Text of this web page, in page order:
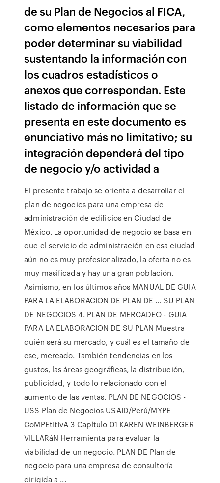
de su Plan de Negocios al FICA,
como elementos necesarios para
poder determinar su viabilidad
sustentando la información con
los cuadros estadísticos o
anexos que correspondan. Este
listado de información que se
presenta en este documento es
enunciativo más no limitativo; su
integración dependerá del tipo
de negocio y/o actividad a
El presente trabajo se orienta a desarrollar el
plan de negocios para una empresa de
administración de edificios en Ciudad de
México. La oportunidad de negocio se basa en
que el servicio de administración en esa ciudad
aún no es muy profesionalizado, la oferta no es
muy masificada y hay una gran población.
Asimismo, en los últimos años MANUAL DE GUIA
PARA LA ELABORACION DE PLAN DE … SU PLAN
DE NEGOCIOS 4. PLAN DE MERCADEO - GUIA
PARA LA ELABORACION DE SU PLAN Muestra
quién será su mercado, y cuál es el tamaño de
ese, mercado. También tendencias en los
gustos, las áreas geográficas, la distribución,
publicidad, y todo lo relacionado con el
aumento de las ventas. PLAN DE NEGOCIOS -
USS Plan de Negocios USAID/Perú/MYPE
CoMPEtItIvA 3 Capítulo 01 KAREN WEINBERGER
VILLARáN Herramienta para evaluar la
viabilidad de un negocio. PLAN DE Plan de
negocio para una empresa de consultoría
dirigida a ...